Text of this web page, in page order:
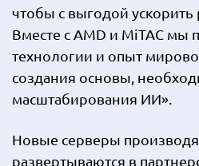
чтобы с выгодой
Вместе с AMD и MiTAC мы
технологии и опыт
создания основы,
масштабирования ИИ».
Новые серверы
развертываются в